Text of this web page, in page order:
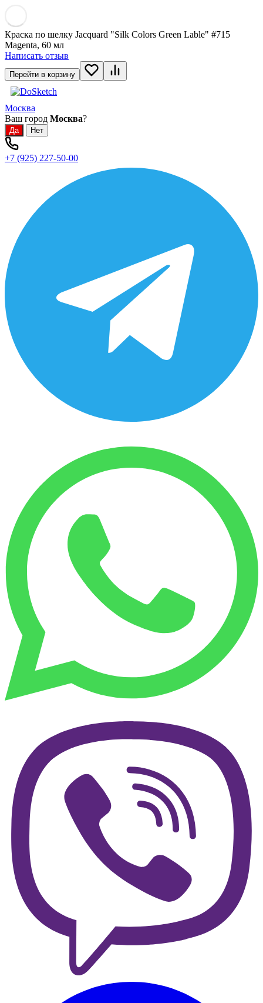
Краска по шелку Jacquard "Silk Colors Green Lable" #715
Magenta, 60 мл
Написать отзыв
Перейти в корзину
Москва
Ваш город Москва?
+7 (925) 227-50-00